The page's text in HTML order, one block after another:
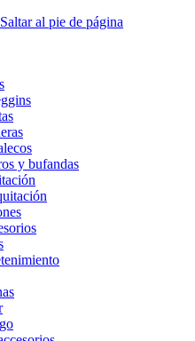
Saltar al pie de página
y bufandas